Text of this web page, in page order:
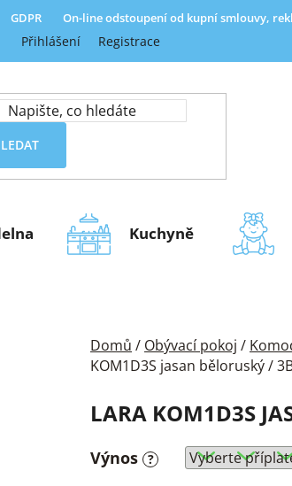
GDPR On-line odstoupení od kupní smlouvy,
Přihlášení Registrace
Kuchyně
Domů / Obývací pokoj /
KOM1D3S jasan běloruský /
LARA KOM1D3S
Výnos ?